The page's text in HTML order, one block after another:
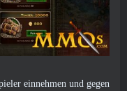
einnehmen und gegen